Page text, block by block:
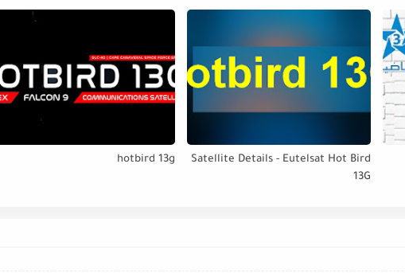
Satellite Details - Eutelsat Hot Bird
13G
hotbird 13g